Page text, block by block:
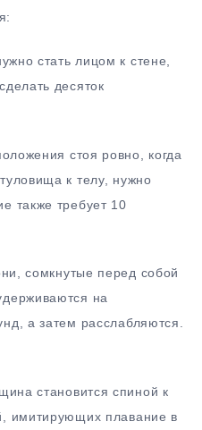
стать лицом к стене,
десяток
стоя ровно, когда
к телу, нужно
также требует 10
сомкнутые перед собой
на
а затем расслабляются.
становится спиной к
имитирующих плавание в